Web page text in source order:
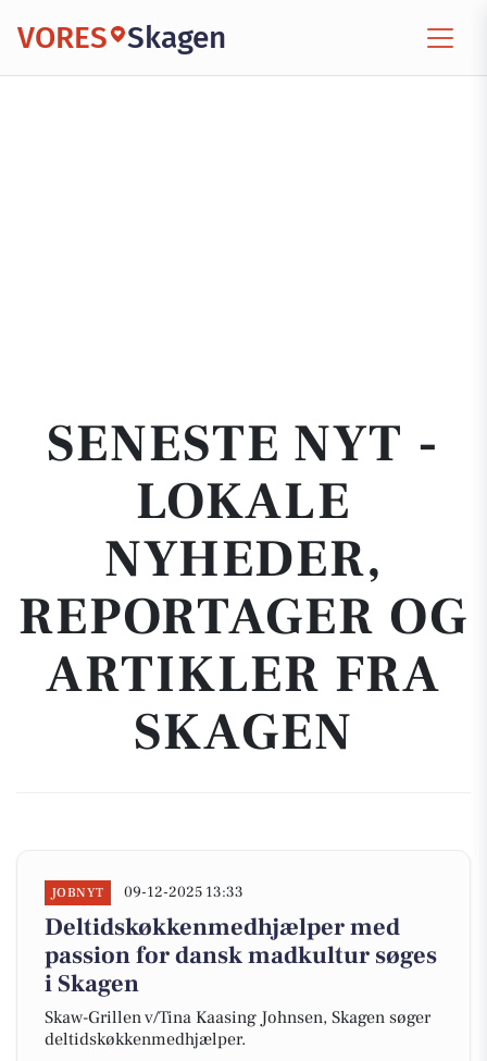
VORES Skagen
SENESTE NYT -
LOKALE
NYHEDER,
REPORTAGER OG
ARTIKLER FRA
SKAGEN
JOBNYT 09-12-2025 13:33
Deltidskøkkenmedhjælper med
passion for dansk madkultur søges
i Skagen
Skaw-Grillen v/Tina Kaasing Johnsen, Skagen søger
deltidskøkkenmedhjælper.